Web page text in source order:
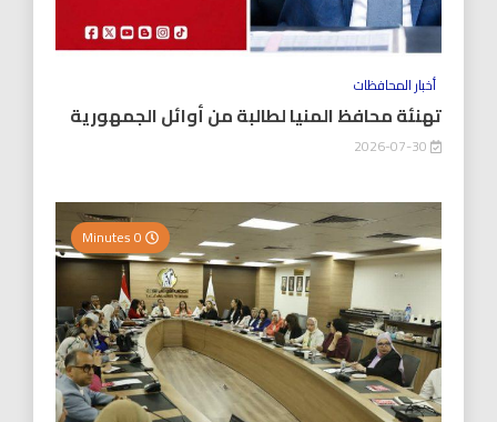
أخبار المحافظات
تهنئة محافظ المنيا لطالبة من أوائل الجمهورية